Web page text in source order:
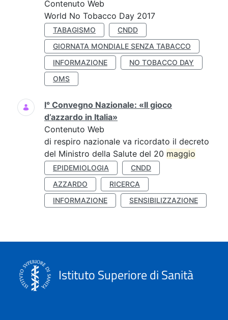
Contenuto Web
World No Tobacco Day 2017
TABAGISMO
CNDD
GIORNATA MONDIALE SENZA TABACCO
INFORMAZIONE
NO TOBACCO DAY
OMS
I° Convegno Nazionale: «Il gioco
d’azzardo in Italia»
Contenuto Web
di respiro nazionale va ricordato il decreto
del Ministro della Salute del 20 maggio
EPIDEMIOLOGIA
CNDD
AZZARDO
RICERCA
INFORMAZIONE
SENSIBILIZZAZIONE
Istituto Superiore di Sanità